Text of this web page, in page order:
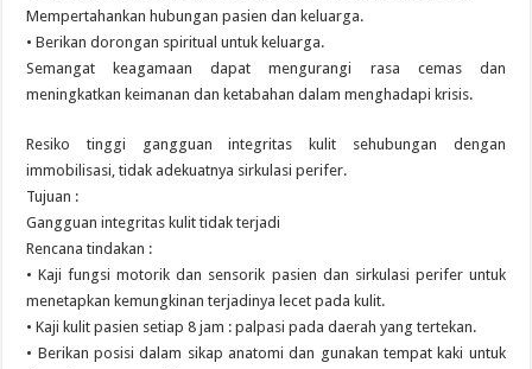
Mempertahankan hubungan pasien dan keluarga.
• Berikan dorongan spiritual untuk keluarga.
Semangat keagamaan dapat mengurangi rasa cemas dan
meningkatkan keimanan dan ketabahan dalam menghadapi krisis.
Resiko tinggi gangguan integritas kulit sehubungan dengan
immobilisasi, tidak adekuatnya sirkulasi perifer.
Tujuan :
Gangguan integritas kulit tidak terjadi
Rencana tindakan :
• Kaji fungsi motorik dan sensorik pasien dan sirkulasi perifer untuk
menetapkan kemungkinan terjadinya lecet pada kulit.
• Kaji kulit pasien setiap 8 jam : palpasi pada daerah yang tertekan.
• Berikan posisi dalam sikap anatomi dan gunakan tempat kaki untuk